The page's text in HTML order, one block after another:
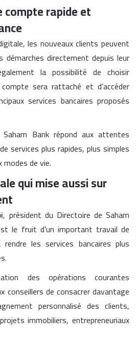
compte rapide et
les nouveaux clients peuvent
démarches directement depuis leur
la possibilité de choisir
sera rattaché et d’accéder
services bancaires proposés
Bank répond aux attentes
services plus rapides, plus simples
de vie.
qui mise aussi sur
, président du Directoire de Saham
le fruit d’un important travail de
les services bancaires plus
des opérations courantes
conseillers de consacrer davantage
personnalisé des clients,
immobiliers, entrepreneuriaux